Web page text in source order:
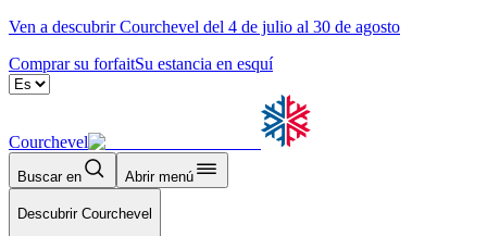
Ven a descubrir Courchevel del 4 de julio al 30 de agosto
Comprar su forfaitSu estancia en esquí
Courchevel
Buscar en Abrir menú
Descubrir Courchevel